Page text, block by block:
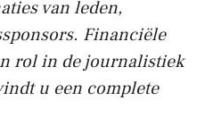
van leden,
Financiële
rol in de journalistiek
u een complete